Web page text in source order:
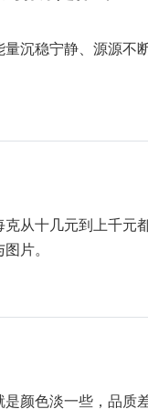
沉稳宁静、源源不
从十几元到上千元
片。
颜色淡一些，品质